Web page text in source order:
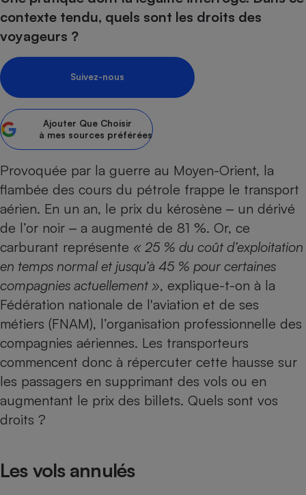
contexte tendu, quels sont les droits des
voyageurs ?
Suivez-nous
Ajouter Que Choisir
à mes sources préférées
Provoquée par la guerre au Moyen-Orient, la
flambée des cours du pétrole frappe le transport
aérien. En un an, le prix du kérosène ‒ un dérivé
de l’or noir ‒ a augmenté de 81 %. Or, ce
carburant représente « 25 % du coût d’exploitation
en temps normal et jusqu’à 45 % pour certaines
compagnies actuellement », explique-t-on à la
Fédération nationale de l'aviation et de ses
métiers (FNAM), l’organisation professionnelle des
compagnies aériennes. Les transporteurs
commencent donc à répercuter cette hausse sur
les passagers en supprimant des vols ou en
augmentant le prix des billets. Quels sont vos
droits ?
Les vols annulés
Assurance emprunteur
Petit électroménager -
Lave-linge
Plaque de cuisson à
induction
Téléviseur
Smartphone
Radiateur électrique
Climatiseur -
Antimoustique